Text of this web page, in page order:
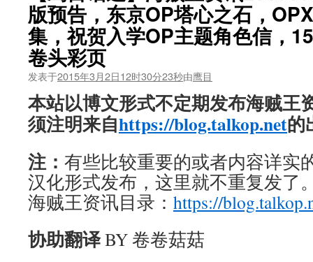
版预告，东京OP塔心之石，
集，祝贺入学OP主题角色信，
卷头彩页
发表于2015年3月2日12时30分23秒由鹰目
本站以博文形式不定期发布海贼王
须注明来自https://blog.talkop.net的
注： 有些比较重要的或者内容详实
汉化形式发布，这里就不重复发了
海贼王资讯目录： https://
协助翻译BY 卷卷菇菇